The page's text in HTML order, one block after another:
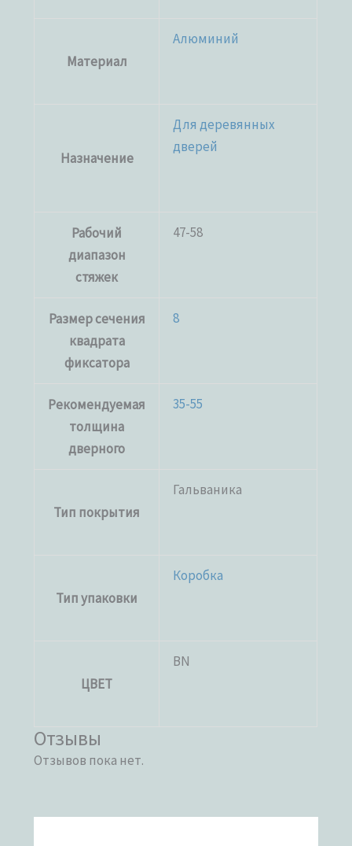
Материал
Алюминий
Назначение
Для деревянных
дверей
Рабочий
диапазон
стяжек
47-58
Размер сечения
квадрата
фиксатора
8
Рекомендуемая
толщина
дверного
35-55
Тип покрытия
Гальваника
Тип упаковки
Коробка
ЦВЕТ
BN
Отзывы
Отзывов пока нет.